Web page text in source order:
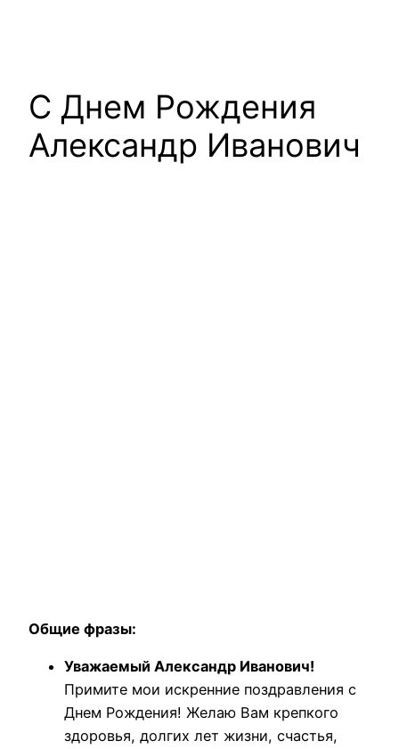
С Днем Рождения
Александр Иванович
Общие фразы:
Уважаемый Александр Иванович!
Примите мои искренние поздравления с
Днем Рождения! Желаю Вам крепкого
здоровья, долгих лет жизни, счастья,